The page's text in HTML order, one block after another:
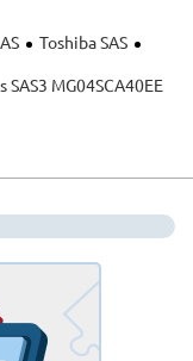
Toshiba SAS
MG04SCA40EE